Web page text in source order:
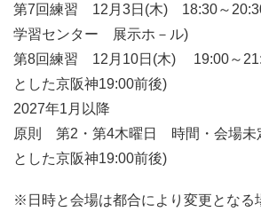
第7回練習 12月3日(木) 18:30～
学習センター 展示ホ－ル)
第8回練習 12月10日(木) 19:00～
とした京阪神19:00前後)
2027年1月以降
原則 第2・第4木曜日 時間・会場
とした京阪神19:00前後)
※日時と会場は都合により変更となる